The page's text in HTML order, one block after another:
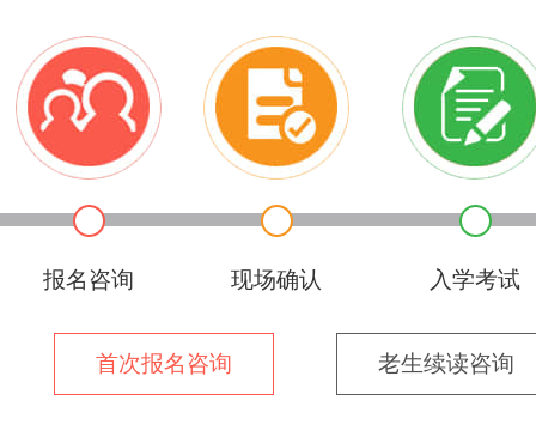
报名咨询 现场确认 入学考试
首次报名咨询 老生续读咨询